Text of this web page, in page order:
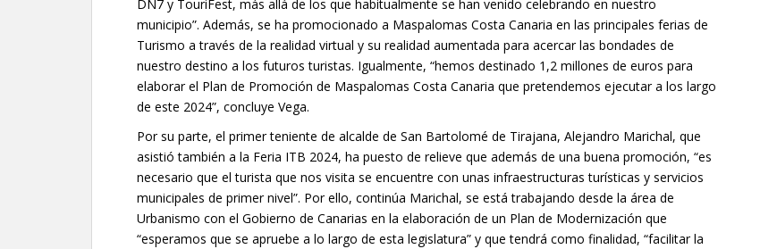
DN7 y TouriFest, más allá de los que habitualmente se han venido celebrando en nuestro
municipio”. Además, se ha promocionado a Maspalomas Costa Canaria en las principales ferias de
Turismo a través de la realidad virtual y su realidad aumentada para acercar las bondades de
nuestro destino a los futuros turistas. Igualmente, “hemos destinado 1,2 millones de euros para
elaborar el Plan de Promoción de Maspalomas Costa Canaria que pretendemos ejecutar a los largo
de este 2024”, concluye Vega.
Por su parte, el primer teniente de alcalde de San Bartolomé de Tirajana, Alejandro Marichal, que
asistió también a la Feria ITB 2024, ha puesto de relieve que además de una buena promoción, “es
necesario que el turista que nos visita se encuentre con unas infraestructuras turísticas y servicios
municipales de primer nivel”. Por ello, continúa Marichal, se está trabajando desde la área de
Urbanismo con el Gobierno de Canarias en la elaboración de un Plan de Modernización que
“esperamos que se apruebe a lo largo de esta legislatura” y que tendrá como finalidad, “facilitar la